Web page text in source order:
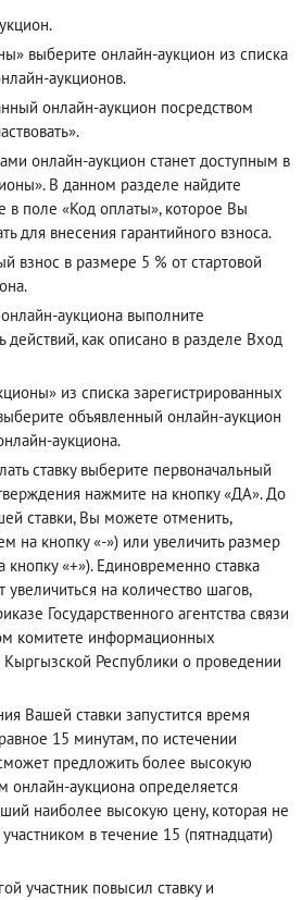
выберите онлайн-аукцион из списка
аукционов.
онлайн-аукцион посредством
онлайн-аукцион станет доступным в
В данном разделе найдите
в поле «Код оплаты», которое Вы
для внесения гарантийного взноса.
взнос в размере 5 % от стартовой
аукциона выполните
действий, как описано в разделе Вход
из списка зарегистрированных
объявленный онлайн-аукцион
аукциона.
ставку выберите первоначальный
нажмите на кнопку «ДА». До
ставки, Вы можете отменить,
на кнопку «-») или увеличить размер
кнопку «+»). Единовременно ставка
на количество шагов,
Государственного агентства связи
комитете информационных
Кыргызской Республики о проведении
Вашей ставки запустится время
15 минутам, по истечении
предложить более высокую
онлайн-аукциона определяется
наиболее высокую цену, которая не
в течение 15 (пятнадцати)
участник повысил ставку и